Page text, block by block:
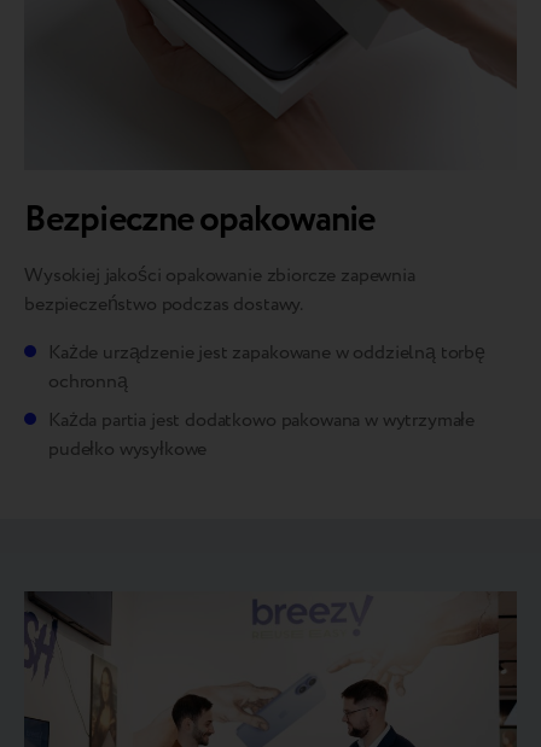
Bezpieczne opakowanie
Wysokiej jakości opakowanie zbiorcze zapewnia
bezpieczeństwo podczas dostawy.
Każde urządzenie jest zapakowane w oddzielną torbę
ochronną
Każda partia jest dodatkowo pakowana w wytrzymałe
pudełko wysyłkowe